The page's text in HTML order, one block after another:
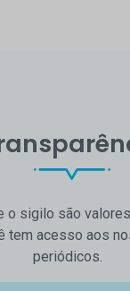
o sigilo são
tem acesso aos
periódicos.